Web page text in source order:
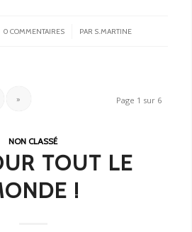
0 COMMENTAIRES
/ PAR S.MARTINE
Page 1 sur 6
»
NON CLASSÉ
TOUT LE
!